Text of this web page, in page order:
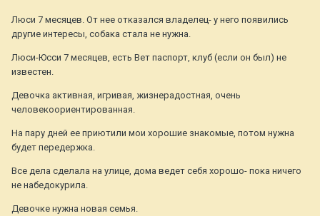
Люси 7 месяцев. От нее отказался владелец- у него появились
другие интересы, собака стала не нужна.
Люси-Юсси 7 месяцев, есть Вет паспорт, клуб (если он был) не
известен.
Девочка активная, игривая, жизнерадостная, очень
человекоориентированная.
На пару дней ее приютили мои хорошие знакомые, потом нужна
будет передержка.
Все дела сделала на улице, дома ведет себя хорошо- пока ничего
не набедокурила.
Девочке нужна новая семья.